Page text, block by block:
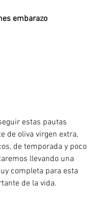
embarazo
de oliva virgen extra,
de temporada y poco
llevando una
completa para esta
de la vida.